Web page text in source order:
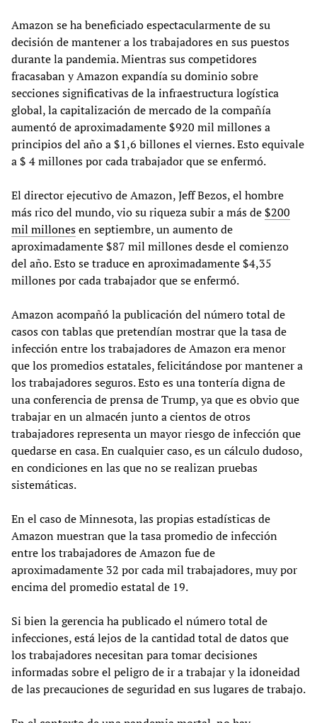
Amazon se ha beneficiado espectacularmente de su
decisión de mantener a los trabajadores en sus puestos
durante la pandemia. Mientras sus competidores
fracasaban y Amazon expandía su dominio sobre
secciones significativas de la infraestructura logística
global, la capitalización de mercado de la compañía
aumentó de aproximadamente $920 mil millones a
principios del año a $1,6 billones el viernes. Esto equivale
a $ 4 millones por cada trabajador que se enfermó.
El director ejecutivo de Amazon, Jeff Bezos, el hombre
más rico del mundo, vio su riqueza subir a más de$200
mil millonesen septiembre, un aumento de
aproximadamente $87 mil millones desde el comienzo
del año. Esto se traduce en aproximadamente $4,35
millones por cada trabajador que se enfermó.
Amazon acompañó la publicación del número total de
casos con tablas que pretendían mostrar que la tasa de
infección entre los trabajadores de Amazon era menor
que los promedios estatales, felicitándose por mantener a
los trabajadores seguros. Esto es una tontería digna de
una conferencia de prensa de Trump, ya que es obvio que
trabajar en un almacén junto a cientos de otros
trabajadores representa un mayor riesgo de infección que
quedarse en casa. En cualquier caso, es un cálculo dudoso,
en condiciones en las que no se realizan pruebas
sistemáticas.
En el caso de Minnesota, las propias estadísticas de
Amazon muestran que la tasa promedio de infección
entre los trabajadores de Amazon fue de
aproximadamente 32 por cada mil trabajadores, muy por
encima del promedio estatal de 19.
Si bien la gerencia ha publicado el número total de
infecciones, está lejos de la cantidad total de datos que
los trabajadores necesitan para tomar decisiones
informadas sobre el peligro de ir a trabajar y la idoneidad
de las precauciones de seguridad en sus lugares de trabajo.